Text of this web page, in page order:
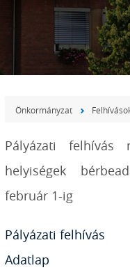
Önkormányzat
Pályázati felhívás
helyiségek
február 1-ig
Pályázati felhívás
Adatlap